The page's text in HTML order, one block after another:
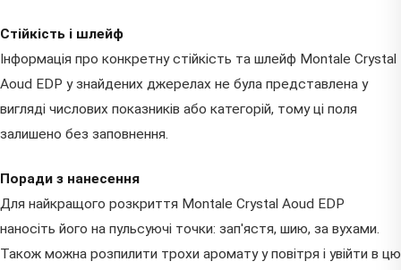
Стійкість і шлейф
Інформація про конкретну стійкість та шлейф Montale Crystal
Aoud EDP у знайдених джерелах не була представлена у
вигляді числових показників або категорій, тому ці поля
залишено без заповнення.
Поради з нанесення
Для найкращого розкриття Montale Crystal Aoud EDP
наносіть його на пульсуючі точки: зап'ястя, шию, за вухами.
Також можна розпилити трохи аромату у повітря і увійти в цю